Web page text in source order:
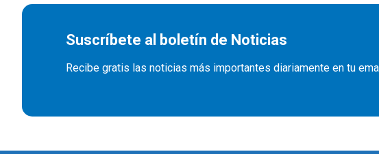
Suscríbete al boletín de Noticias
Recibe gratis las noticias más importantes diariamente en tu